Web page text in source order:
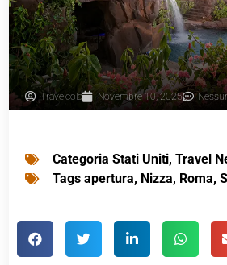
Travelcola Novembre 10, 2025
Categoria Stati Uniti,Travel
Tags apertura, Nizza, Roma,